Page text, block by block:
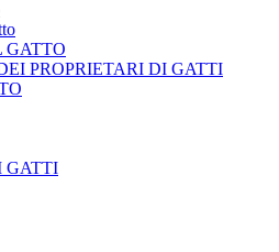
GATTO
PROPRIETARI DI GATTI
GATTI